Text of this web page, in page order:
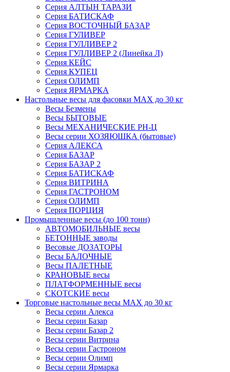
Серия АЛТЫН ТАРАЗИ
Серия БАТИСКАФ
Серия ВОСТОЧНЫЙ БАЗАР
Серия ГУЛИВЕР
Серия ГУЛЛИВЕР 2
Серия ГУЛЛИВЕР 2 (Линейка Л)
Серия КЕЙС
Серия КУПЕЦ
Серия ОЛИМП
Серия ЯРМАРКА
Настольные весы для фасовки MAX до 30 кг
Весы Безмены
Весы БЫТОВЫЕ
Весы МЕХАНИЧЕСКИЕ РН-Ц
Весы серии ХОЗЯЮШКА (бытовые)
Серия АЛЕКСА
Серия БАЗАР
Серия БАЗАР 2
Серия БАТИСКАФ
Серия ВИТРИНА
Серия ГАСТРОНОМ
Серия ОЛИМП
Серия ПОРЦИЯ
Промышленные весы (до 100 тонн)
АВТОМОБИЛЬНЫЕ весы
БЕТОННЫЕ заводы
Весовые ДОЗАТОРЫ
Весы БАЛОЧНЫЕ
Весы ПАЛЕТНЫЕ
КРАНОВЫЕ весы
ПЛАТФОРМЕННЫЕ весы
СКОТСКИЕ весы
Торговые настольные весы MAX до 30 кг
Весы серии Алекса
Весы серии Базар
Весы серии Базар 2
Весы серии Витрина
Весы серии Гастроном
Весы серии Олимп
Весы серии Ярмарка